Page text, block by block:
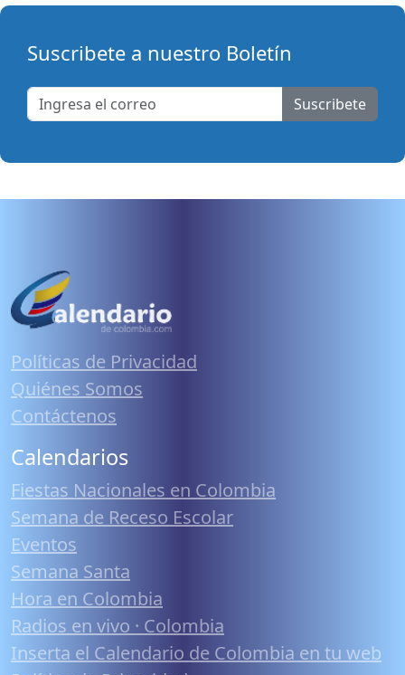
Suscribete a nuestro Boletín
Suscribete
Políticas de Privacidad
Quiénes Somos
Contáctenos
Calendarios
Fiestas Nacionales en Colombia
Semana de Receso Escolar
Eventos
Semana Santa
Hora en Colombia
Radios en vivo · Colombia
Inserta el Calendario de Colombia en tu web